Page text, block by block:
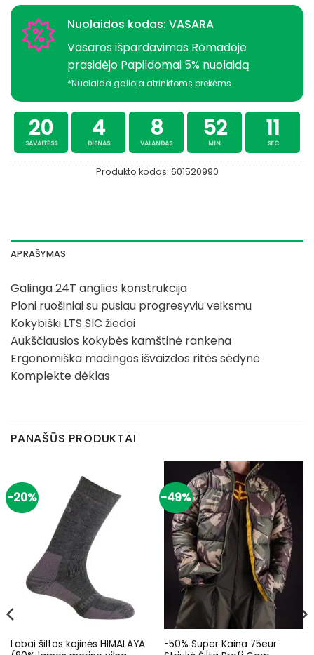
Nuolaidos kodas: VASARA
Vasaros išpardavimas Romadoje
prasidėjo Papildomai 5% nuolaidą
*Nuolaida galioja atrinktoms prekėms
20
SAVAITĖSS
4
DIENAS
8
VALANDAS
52
MIN
10
SEC
Produkto kodas: 601520990
APRAŠYMAS
Galinga 24T anglies konstrukcija
Ploni ruošiniai su pusiau progresyviu veiksmu
Kokybiški LTS SIC žiedai
Aukščiausios kokybės kamštinė rankena
Ergonomiška madingos išvaizdos ritės sėdynė
Komplekte dėklas
PANAŠŪS PRODUKTAI
-20%
Labai šiltos kojinės HIMALAYA
-49%
-50% Super Kaina 75eur